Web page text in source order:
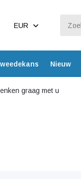
EUR
Nieuw
graag met u